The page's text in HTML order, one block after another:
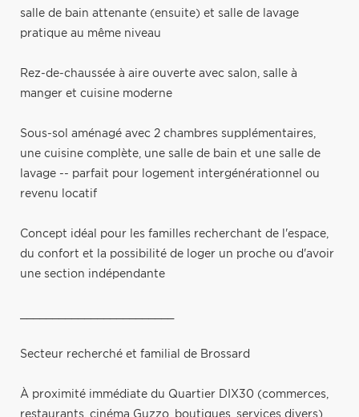
salle de bain attenante (ensuite) et salle de lavage
pratique au même niveau
Rez-de-chaussée à aire ouverte avec salon, salle à
manger et cuisine moderne
Sous-sol aménagé avec 2 chambres supplémentaires,
une cuisine complète, une salle de bain et une salle de
lavage -- parfait pour logement intergénérationnel ou
revenu locatif
Concept idéal pour les familles recherchant de l'espace,
du confort et la possibilité de loger un proche ou d'avoir
une section indépendante
Secteur recherché et familial de Brossard
À proximité immédiate du Quartier DIX30 (commerces,
restaurants, cinéma Guzzo, boutiques, services divers)